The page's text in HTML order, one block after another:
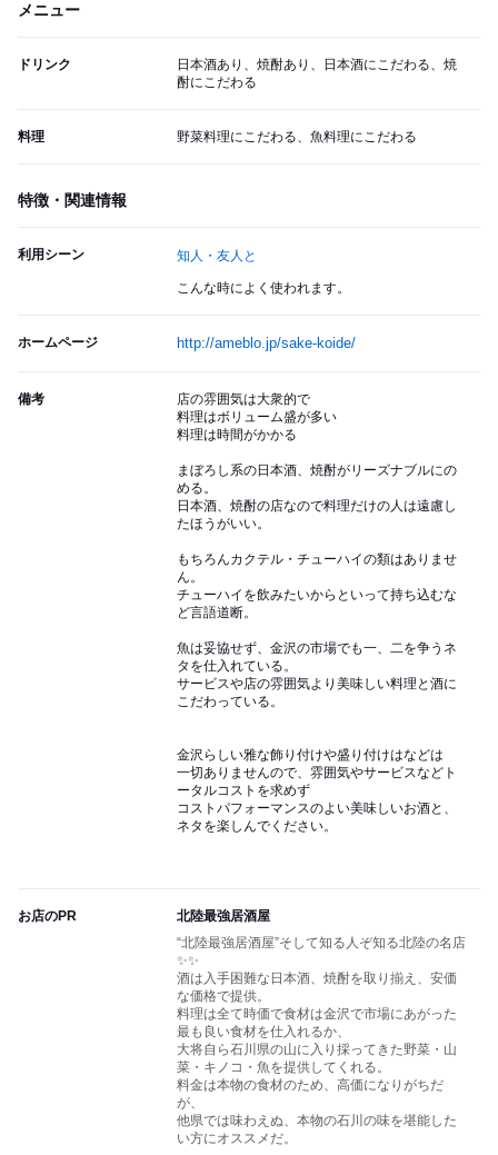
メニュー
ドリンク
日本酒あり、焼酎あり、日本酒にこだわる、焼
酎にこだわる
料理 野菜料理にこだわる、魚料理にこだわる
特徴・関連情報
利用シーン 知人・友人と
こんな時によく使われます。
ホームページ http://ameblo.jp/sake-koide/
備考
店の雰囲気は大衆的で
料理はボリューム盛が多い
料理は時間がかかる
まぼろし系の日本酒、焼酎がリーズナブルにの
める。
日本酒、焼酎の店なので料理だけの人は遠慮し
たほうがいい。
もちろんカクテル・チューハイの類はありませ
ん。
チューハイを飲みたいからといって持ち込むな
ど言語道断。
魚は妥協せず、金沢の市場でも一、二を争うネ
タを仕入れている。
サービスや店の雰囲気より美味しい料理と酒に
こだわっている。
金沢らしい雅な飾り付けや盛り付けはなどは
一切ありませんので、雰囲気やサービスなどト
ータルコストを求めず
コストパフォーマンスのよい美味しいお酒と、
ネタを楽しんでください。
お店のPR
北陸最強居酒屋
“北陸最強居酒屋”そして知る人ぞ知る北陸の名店
✨✨
酒は入手困難な日本酒、焼酎を取り揃え、安価
な価格で提供。
料理は全て時価で食材は金沢で市場にあがった
最も良い食材を仕入れるか、
大将自ら石川県の山に入り採ってきた野菜・山
菜・キノコ・魚を提供してくれる。
料金は本物の食材のため、高価になりがちだ
が、
他県では味わえぬ、本物の石川の味を堪能した
い方にオススメだ。